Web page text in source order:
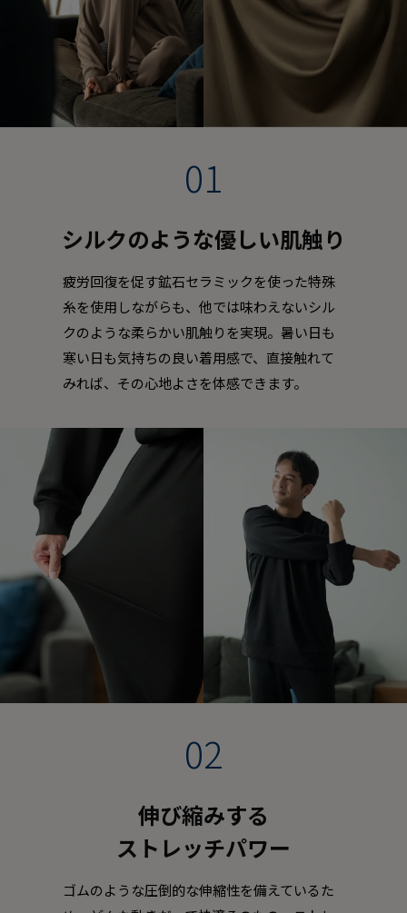
01
シルクのような優しい肌触り
疲労回復を促す鉱石セラミックを使った特殊
糸を使用しながらも、他では味わえないシル
クのような柔らかい肌触りを実現。暑い日も
寒い日も気持ちの良い着用感で、直接触れて
みれば、その心地よさを体感できます。
02
伸び縮みする
ストレッチパワー
ゴムのような圧倒的な伸縮性を備えているた